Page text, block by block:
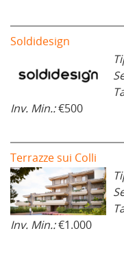
Soldidesign
Inv. Min.:€500
Terrazze sui Colli
Inv. Min.:€1.000